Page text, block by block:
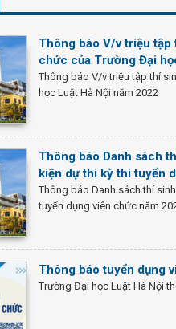
Thông báo V/v triệu
chức của Trường Đại
Thông báo V/v triệu tập thí
học Luật Hà Nội năm 2022
Thông báo Danh sách
kiện dự thi kỳ thi tuyển
Thông báo Danh sách thí
tuyển dụng viên chức năm
Thông báo tuyển dụng
Trường Đại học Luật Hà Nội